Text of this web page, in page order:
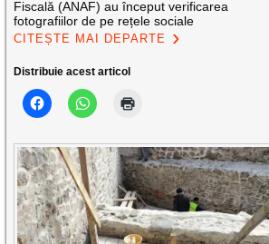
Fiscală (ANAF) au început verificarea
fotografiilor de pe rețele sociale
CITEȘTE MAI DEPARTE
Distribuie acest articol